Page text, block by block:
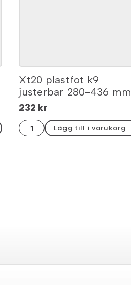
Xt20 plastfot k9
justerbar 280-436 mm
232 kr
Xt20
plastfot
k9
436
Lägg till i varukorg